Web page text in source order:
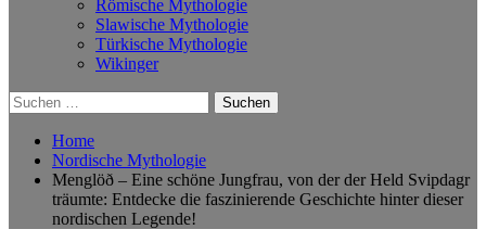
Römische Mythologie
Slawische Mythologie
Türkische Mythologie
Wikinger
Suchen
nach:
Home
Nordische Mythologie
Menglöð – Eine schöne Jungfrau, von der der Held Svipdagr
träumte: Entdecke die faszinierende Geschichte hinter dieser
nordischen Legende!